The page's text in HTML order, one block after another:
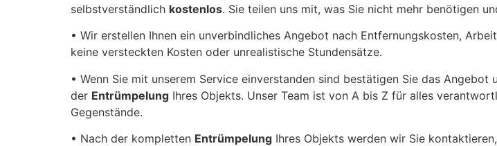
selbstverständlich kostenlos. Sie teilen uns mit, was Sie nicht mehr benötigen
• Wir erstellen Ihnen ein unverbindliches Angebot nach Entfernungskosten,
keine versteckten Kosten oder unrealistische Stundensätze.
• Wenn Sie mit unserem Service einverstanden sind bestätigen Sie das
der Entrümpelung Ihres Objekts. Unser Team ist von A bis Z für alles
Gegenstände.
• Nach der kompletten Entrümpelung Ihres Objekts werden wir Sie